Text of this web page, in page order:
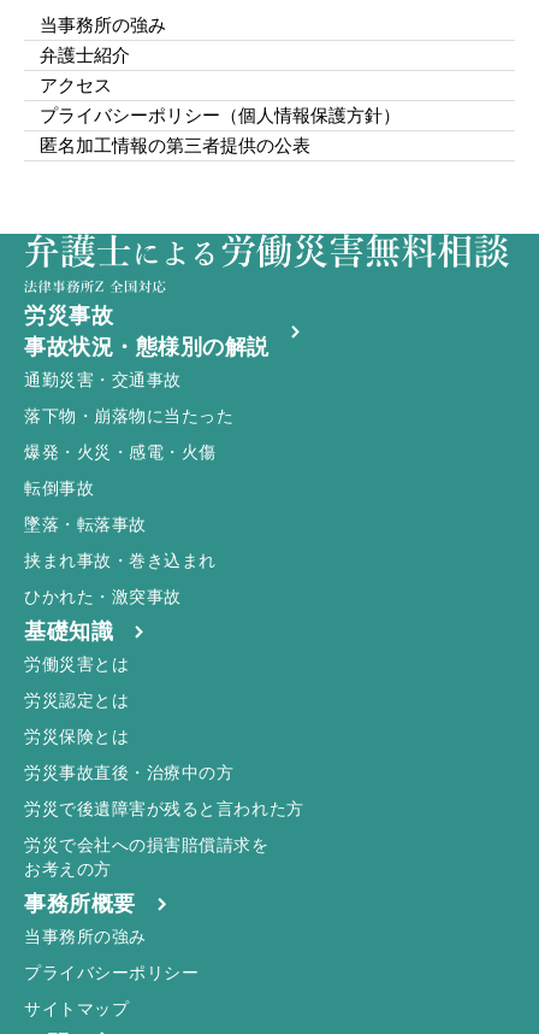
当事務所の強み
弁護士紹介
アクセス
プライバシーポリシー（個人情報保護方針）
匿名加工情報の第三者提供の公表
労災事故
事故状況・態様別の解説
通勤災害・交通事故
落下物・崩落物に当たった
爆発・火災・感電・火傷
転倒事故
墜落・転落事故
挟まれ事故・巻き込まれ
ひかれた・激突事故
基礎知識
労働災害とは
労災認定とは
労災保険とは
労災事故直後・治療中の方
労災で後遺障害が残ると言われた方
労災で会社への損害賠償請求を
お考えの方
事務所概要
当事務所の強み
プライバシーポリシー
サイトマップ